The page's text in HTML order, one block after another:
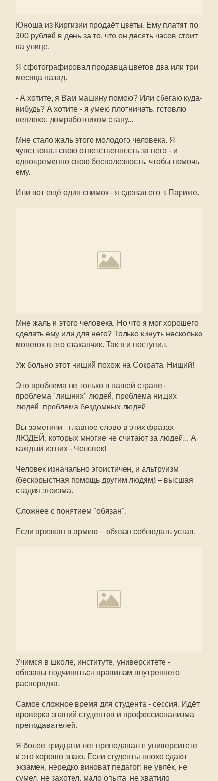
Юноша из Киргизии продаёт цветы. Ему платят по
300 рублей в день за то, что он десять часов стоит
на улице.
Я сфотографировал продавца цветов два или три
месяца назад.
- А хотите, я Вам машину помою? Или сбегаю куда-
нибудь? А хотите - я умею плотничать, готовлю
неплохо, домработником стану...
Мне стало жаль этого молодого человека. Я
чувствовал свою ответственность за него - и
одновременно свою бесполезность, чтобы помочь
ему.
Или вот ещё один снимок - я сделал его в Париже.
Мне жаль и этого человека. Но что я мог хорошего
сделать ему или для него? Только кинуть несколько
монеток в его стаканчик. Так я и поступил.
Уж больно этот нищий похож на Сократа. Нищий!
Это проблема не только в нашей стране -
проблема "лишних" людей, проблема нищих
людей, проблема бездомных людей...
Вы заметили - главное слово в этих фразах -
ЛЮДЕЙ, которых многие не считают за людей... А
каждый из них - Человек!
Человек изначально эгоистичен, и альтруизм
(бескорыстная помощь другим людям) – высшая
стадия эгоизма.
Сложнее с понятием "обязан".
Если призван в армию – обязан соблюдать устав.
Учимся в школе, институте, университете -
обязаны подчиняться правилам внутреннего
распорядка.
Самое сложное время для студента - сессия. Идёт
проверка знаний студентов и профессионализма
преподавателей.
Я более тридцати лет преподавал в университете
и это хорошо знаю. Если студенты плохо сдают
экзамен, нередко виноват педагог: не увлёк, не
сумел, не захотел, мало опыта, не хватило